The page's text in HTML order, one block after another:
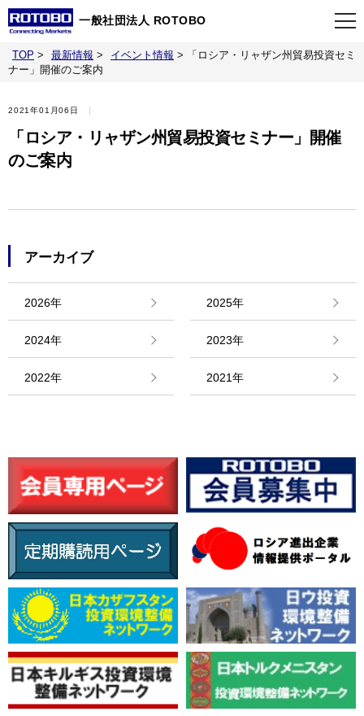
一般社団法人 ROTOBO
TOP
最新情報
当会について
刊行物
情報館
TOP > 最新情報 > イベント情報 >
「ロシア・リャザン州貿易投資セミ
ナー」開催のご案内
2021年01月06日
「ロシア・リャザン州貿易投資セミナー」開催
のご案内
アーカイブ
2026年 2025年
2024年 2023年
2022年 2021年